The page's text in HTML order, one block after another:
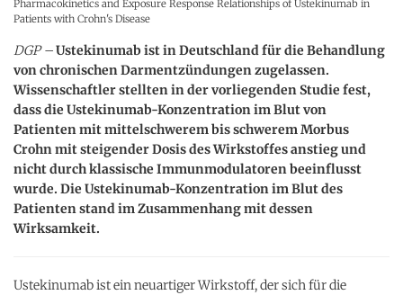
Pharmacokinetics and Exposure Response Relationships of Ustekinumab in
Patients with Crohn's Disease
DGP –Ustekinumab ist in Deutschland für die Behandlung
von chronischen Darmentzündungen zugelassen.
Wissenschaftler stellten in der vorliegenden Studie fest,
dass die Ustekinumab-Konzentration im Blut von
Patienten mit mittelschwerem bis schwerem Morbus
Crohn mit steigender Dosis des Wirkstoffes anstieg und
nicht durch klassische Immunmodulatoren beeinflusst
wurde. Die Ustekinumab-Konzentration im Blut des
Patienten stand im Zusammenhang mit dessen
Wirksamkeit.
Ustekinumab ist ein neuartiger Wirkstoff, der sich für die